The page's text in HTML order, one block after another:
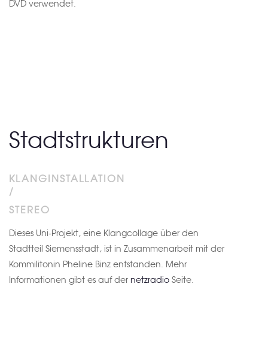
DVD verwendet.
Stadtstrukturen
KLANGINSTALLATION
/
STEREO
Dieses Uni-Projekt, eine Klangcollage über den
Stadtteil Siemensstadt, ist in Zusammenarbeit mit der
Kommilitonin Pheline Binz entstanden. Mehr
Informationen gibt es auf der netzradio Seite.